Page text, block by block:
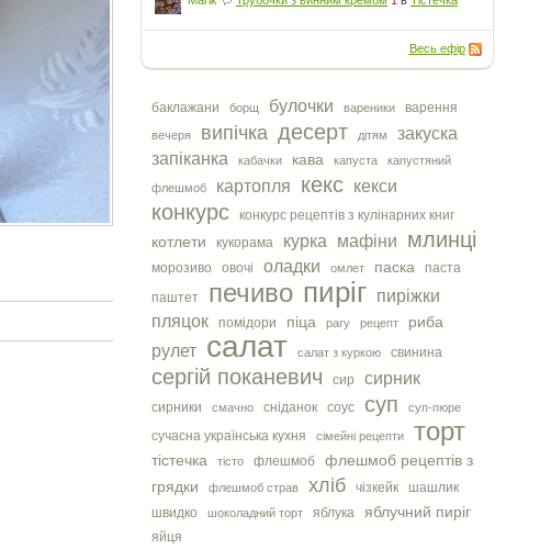
Весь ефір
баклажани борщ булочки вареники варення
вечеря випічка десерт дітям
закуска
запіканка
кабачки кава капуста капустяний
флешмоб картопля кекс кекси
конкурс конкурс рецептів з кулінарних книг
котлети кукорама курка мафіни млинці
морозиво овочі оладки омлет паска
паста
паштет
печиво пиріг пиріжки
пляцок
помідори піца рагу рецепт риба
рулет салат салат з куркою свинина
сергiй поканевич сир сирник
сирники смачно сніданок соус суп суп-пюре
сучасна українська кухня сімейні рецепти торт
тістечка тісто флешмоб
флешмоб рецептів з
грядки
флешмоб страв хліб чізкейк
шашлик
швидко
шоколадний торт яблука яблучний пиріг
яйця